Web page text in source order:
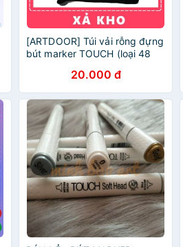
[ARTDOOR] Túi vải rỗng đựng
bút marker TOUCH (loại 48
20.000 đ